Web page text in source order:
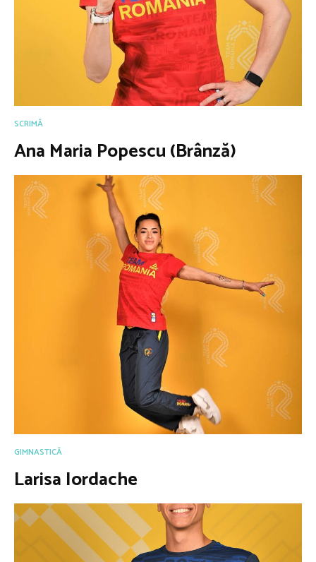
SCRIMĂ
Ana Maria Popescu (Brânză)
GIMNASTICĂ
Larisa Iordache